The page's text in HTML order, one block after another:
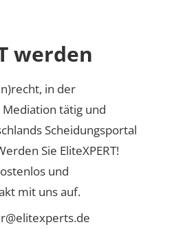
werden
in der
tätig und
Scheidungsportal
Sie EliteXPERT!
und
mit uns auf.